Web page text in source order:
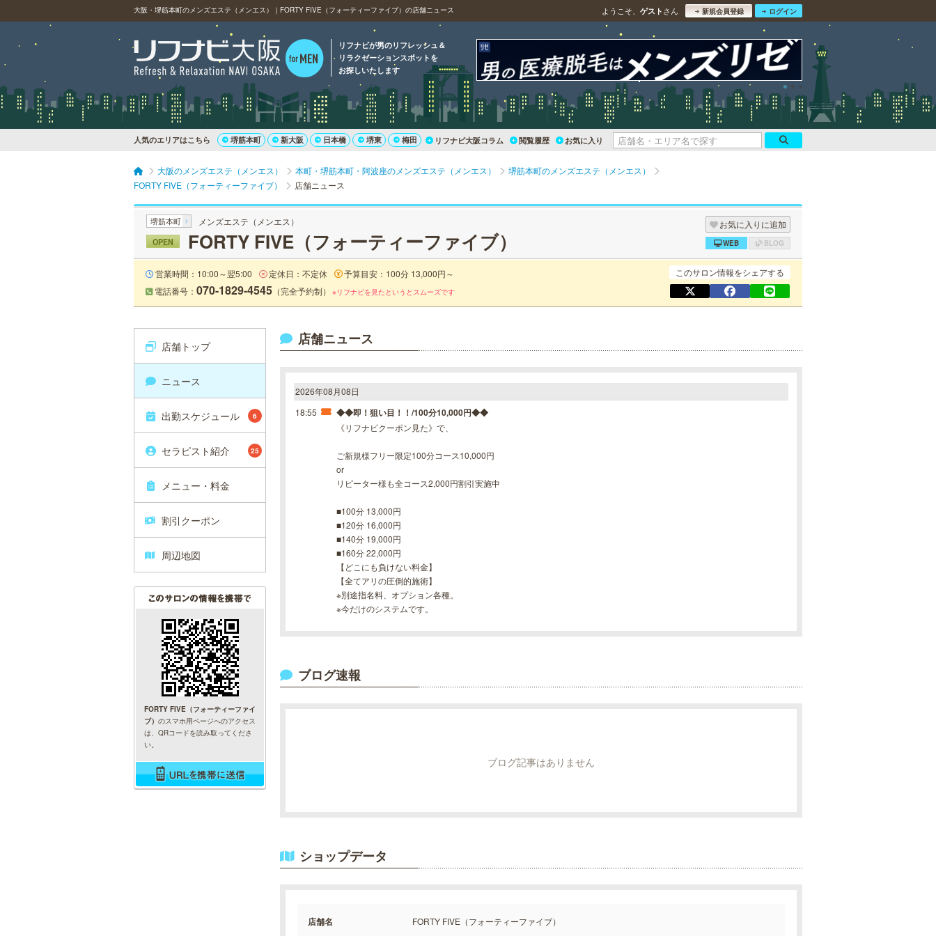
大阪・堺筋本町のメンズエステ（メンエス）｜FORTY FIVE（フォーティーファイブ）の店舗ニュース ようこそ、 ゲスト さん 新規会員登録 ログイン
リフナビが男のリフレッシュ＆
リラクゼーションスポットを
お探しいたします
人気のエリアはこちら 堺筋本町 新大阪 日本橋 堺東 梅田 リフナビ大阪コラム 閲覧履歴 お気に入り
大阪のメンズエステ（メンエス） 本町・堺筋本町・阿波座のメンズエステ（メンエス）
堺筋本町のメンズエステ（メンエス）
FORTY FIVE（フォーティーファイブ）
店舗ニュース
堺筋本町 メンズエステ（メンエス）
OPEN FORTY FIVE（フォーティーファイブ）
お気に入りに追加
WEB BLOG
営業時間：10:00～翌5:00 定休日：不定休
予算目安：100分 13,000円～
電話番号： 070-1829-4545 （完全予約制） ※リフナビを見たというとスムーズです
このサロン情報をシェアする
店舗トップ
ニュース
出勤スケジュール 6
セラピスト紹介 25
メニュー・料金
割引クーポン
周辺地図
FORTY FIVE（フォーティーファイ
ブ） のスマホ用ページへのアクセス
は、QRコードを読み取ってくださ
い。
店舗ニュース
2026年08月08日
18:55
◆◆即！狙い目！！/100分10,000円◆◆
《リフナビクーポン見た》で、
ご新規様フリー限定100分コース10,000円
or
リピーター様も全コース2,000円割引実施中
■100分 13,000円
■120分 16,000円
■140分 19,000円
■160分 22,000円
【どこにも負けない料金】
【全てアリの圧倒的施術】
※別途指名料、オプション各種。
※今だけのシステムです。
ブログ速報
ブログ記事はありません
ショップデータ
店舗名 FORTY FIVE（フォーティーファイブ）